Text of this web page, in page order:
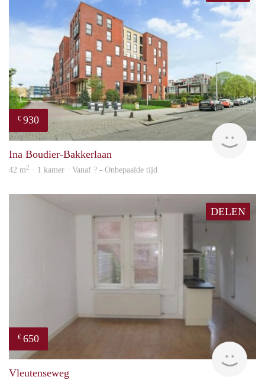
€ 930
Ina Boudier-Bakkerlaan
42 m2 · 1 kamer · Vanaf ? - Onbepaalde tijd
DELEN
€ 650
Vleutenseweg